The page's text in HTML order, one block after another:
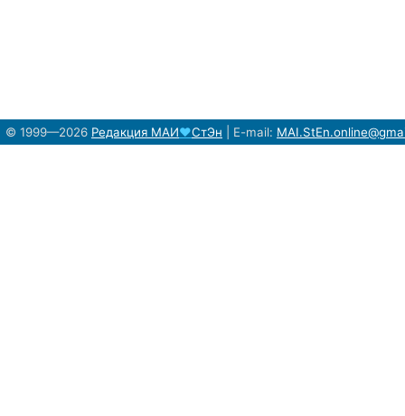
© 1999—2026 Редакция МАИ♥СтЭн E-mail: